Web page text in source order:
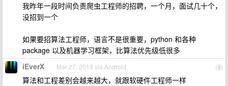
我昨年一段时间负责爬虫工程师的招聘，一个月，面试几十个，
没招到一个
如果要招算法工程师，语言不是很重要，python 和各种
package 以及机器学习框架，比算法优先级低很多
4
iEverX Mar 27, 2018 via Android
算法和工程差别会越来越大，就跟软硬件工程师一样